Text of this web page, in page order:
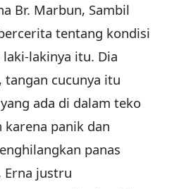
Br. Marbun, Sambil
tentang kondisi
lakinya itu. Dia
tangan cucunya itu
ada di dalam teko
panik dan
panas
Erna justru